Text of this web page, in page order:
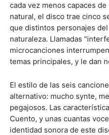
cada vez menos capaces
natural, el disco trae cinco
que distintos personajes
naturaleza. Llamadas
microcanciones
temas principales, y le dan
El estilo de las seis
alternativo: mucho synte,
pegajosos. Las
Cuento, y unas cuantas
identidad sonora de este